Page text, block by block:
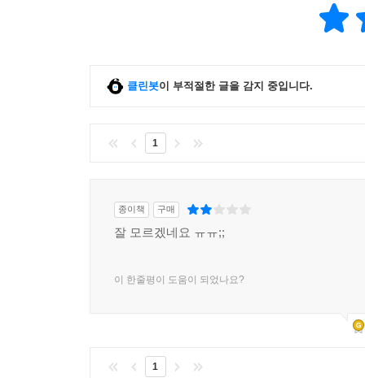
클린봇이 부적절한 글을 감지 중입니다.
1
종이책 구매
잘 모르겠네요 ㅠㅠ;;
이 한줄평이 도움이 되었나요?
1